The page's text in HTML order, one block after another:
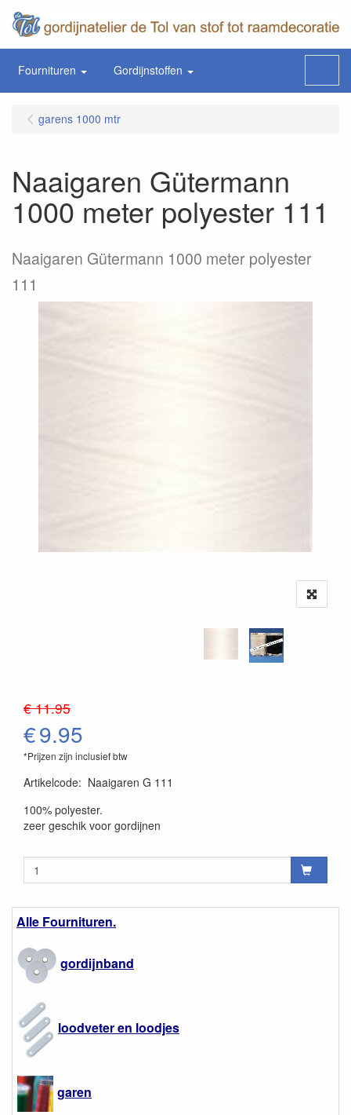
Fournituren Gordijnstoffen
Alle Fournituren.
gordijnband
loodveter en loodjes
garen
garens 1000 mtr
Naaigaren Gütermann
1000 meter polyester 111
Naaigaren Gütermann 1000 meter polyester
111
€ 11.95
€9.95
*Prijzen zijn inclusief btw
Artikelcode: Naaigaren G 111
100% polyester.
zeer geschik voor gordijnen